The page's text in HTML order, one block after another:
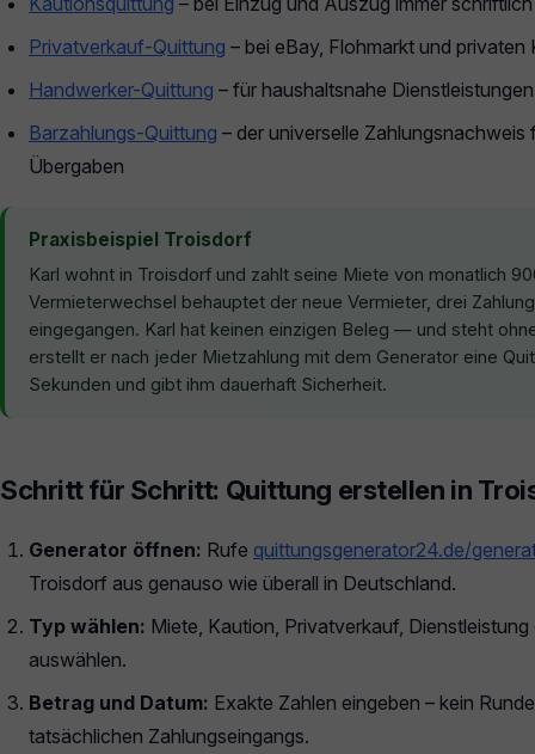
Privatverkauf-Quittung – bei eBay, Flohmarkt und privaten
Handwerker-Quittung – für haushaltsnahe
Barzahlungs-Quittung – der universelle Zahlungsnachweis
Übergaben
Praxisbeispiel Troisdorf
Karl wohnt in Troisdorf und zahlt seine Miete von monatlich
Vermieterwechsel behauptet der neue Vermieter, drei
eingegangen. Karl hat keinen einzigen Beleg — und steht
erstellt er nach jeder Mietzahlung mit dem Generator eine
Sekunden und gibt ihm dauerhaft Sicherheit.
Schritt für Schritt: Quittung erstellen in
Generator öffnen: Rufe quittungsgenerator24.de/
Troisdorf aus genauso wie überall in Deutschland.
Typ wählen: Miete, Kaution, Privatverkauf,
auswählen.
Betrag und Datum: Exakte Zahlen eingeben – kein
tatsächlichen Zahlungseingangs.